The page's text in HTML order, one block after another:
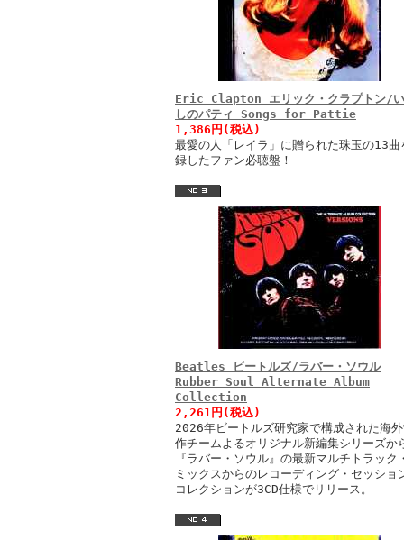
Eric Clapton エリック・クラプトン/い
しのパティ Songs for Pattie
1,386円(税込)
最愛の人「レイラ」に贈られた珠玉の13曲
録したファン必聴盤！
Beatles ビートルズ/ラバー・ソウル
Rubber Soul Alternate Album
Collection
2,261円(税込)
2026年ビートルズ研究家で構成された海外
作チームよるオリジナル新編集シリーズか
『ラバー・ソウル』の最新マルチトラック
ミックスからのレコーディング・セッショ
コレクションが3CD仕様でリリース。